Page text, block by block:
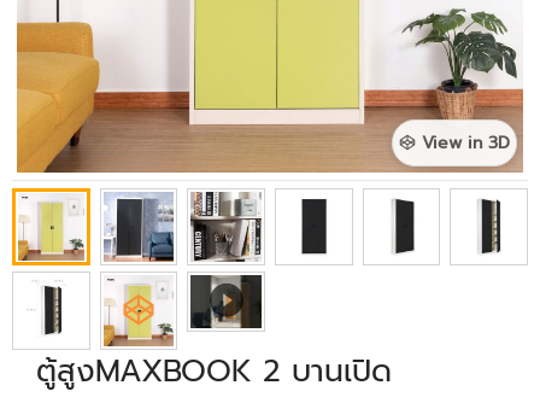
View in 3D
ตู้สูงMAXBOOK 2 บานเปิด